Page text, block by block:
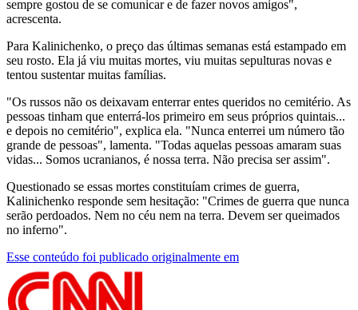
sempre gostou de se comunicar e de fazer novos amigos",
acrescenta.
Para Kalinichenko, o preço das últimas semanas está estampado em
seu rosto. Ela já viu muitas mortes, viu muitas sepulturas novas e
tentou sustentar muitas famílias.
"Os russos não os deixavam enterrar entes queridos no cemitério. As
pessoas tinham que enterrá-los primeiro em seus próprios quintais...
e depois no cemitério", explica ela. "Nunca enterrei um número tão
grande de pessoas", lamenta. "Todas aquelas pessoas amaram suas
vidas... Somos ucranianos, é nossa terra. Não precisa ser assim".
Questionado se essas mortes constituíam crimes de guerra,
Kalinichenko responde sem hesitação: "Crimes de guerra que nunca
serão perdoados. Nem no céu nem na terra. Devem ser queimados
no inferno".
Esse conteúdo foi publicado originalmente em